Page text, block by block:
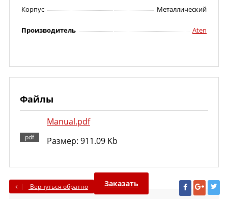
Корпус Металлический
Производитель Aten
Файлы
Manual.pdf
Размер: 911.09 Kb
Вернуться обратно Заказать